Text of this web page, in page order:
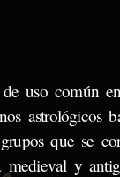
uso común
astrológicos
que se
medieval y